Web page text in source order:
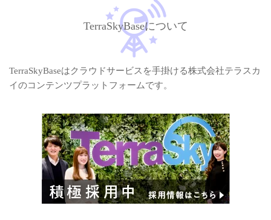
TerraSkyBaseについて
TerraSkyBaseはクラウドサービスを手掛ける株式会社テラスカ
イのコンテンツプラットフォームです。